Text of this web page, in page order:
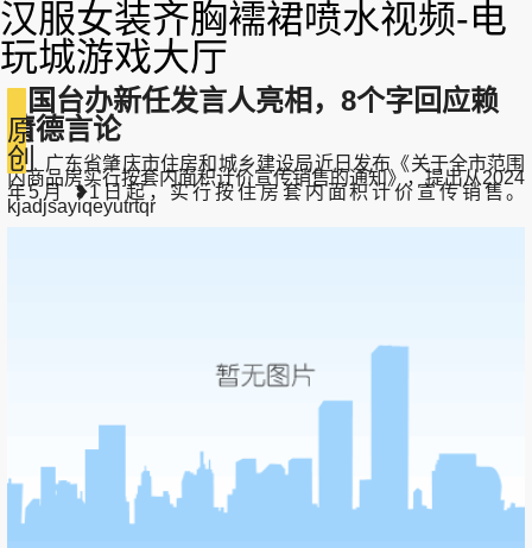
汉服女装齐胸襦裙喷水视频-电
玩城游戏大厅
原
创
国台办新任发言人亮相，8个字回应赖
清德言论
广东省肇庆市住房和城乡建设局近日发布《关于全市范围
内商品房实行按套内面积计价宣传销售的通知》，提出从2024
年5月 ❥1日起，实行按住房套内面积计价宣传销售。
kjadjsayiqeyutrtqr